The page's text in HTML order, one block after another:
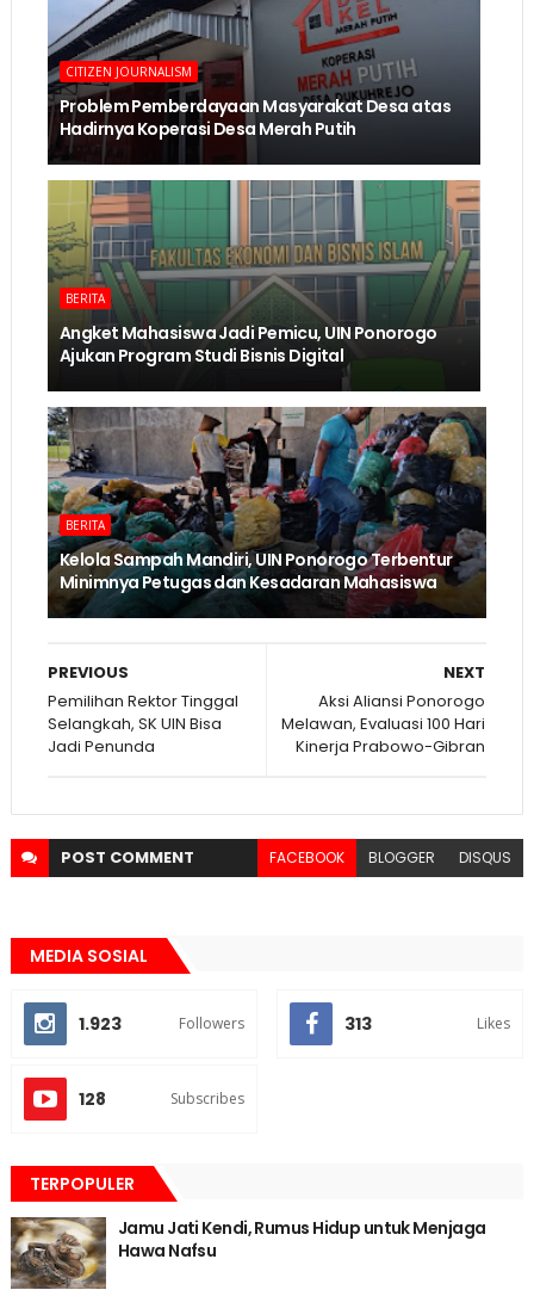
CITIZEN JOURNALISM
Problem Pemberdayaan Masyarakat Desa atas
Hadirnya Koperasi Desa Merah Putih
BERITA
Angket Mahasiswa Jadi Pemicu, UIN Ponorogo
Ajukan Program Studi Bisnis Digital
BERITA
Kelola Sampah Mandiri, UIN Ponorogo Terbentur
Minimnya Petugas dan Kesadaran Mahasiswa
NEXT
Aksi Aliansi Ponorogo
Melawan, Evaluasi 100 Hari
Kinerja Prabowo-Gibran
PREVIOUS
Pemilihan Rektor Tinggal
Selangkah, SK UIN Bisa
Jadi Penunda
POST COMMENT FACEBOOK BLOGGER DISQUS
MEDIA SOSIAL
1.923 Followers 313 Likes
128 Subscribes
TERPOPULER
Jamu Jati Kendi, Rumus Hidup untuk Menjaga
Hawa Nafsu